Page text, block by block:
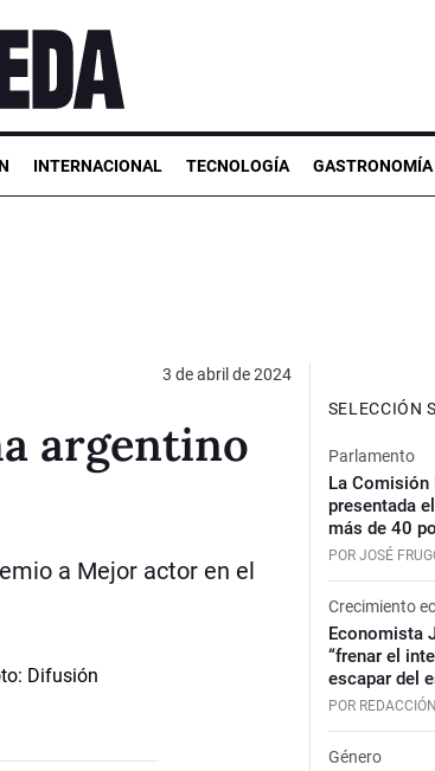
INTERNACIONAL TECNOLOGÍA GASTRONOMÍA
3 de abril de 2024
argentino
a Mejor actor en el
SELECCIÓN
Parlamento
La Comisión
presentada
más de 40
POR JOSÉ
Crecimiento
Economista
“frenar el
escapar del
POR
Género